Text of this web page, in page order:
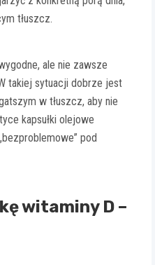
tłuszcz.
ale nie zawsze
takiej sytuacji dobrze jest
w tłuszcz, aby nie
kapsułki olejowe
pod
witaminy D –